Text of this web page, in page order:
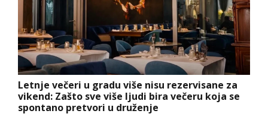
Letnje večeri u gradu više nisu rezervisane za
vikend: Zašto sve više ljudi bira večeru koja se
spontano pretvori u druženje